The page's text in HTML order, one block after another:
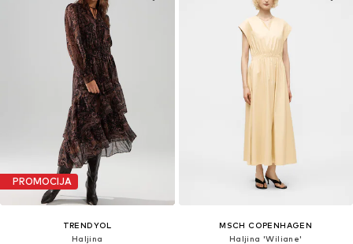
PROMOCIJA
TRENDYOL
Haljina
MSCH COPENHAGEN
Haljina 'Wiliane'